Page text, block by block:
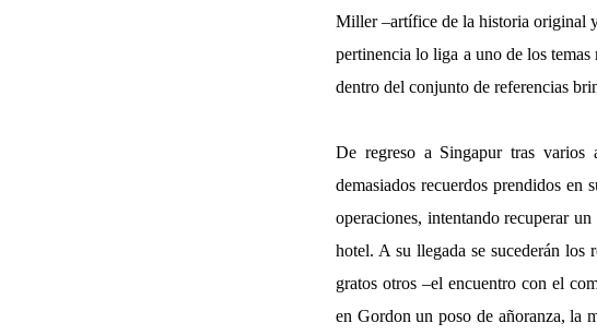
Miller –artífice de la historia original
pertinencia lo liga a uno de los
dentro del conjunto de referencias
De regreso a Singapur tras varios
demasiados recuerdos prendidos en
operaciones, intentando recuperar
hotel. A su llegada se sucederán los
gratos otros –el encuentro con el
en Gordon un poso de añoranza, la